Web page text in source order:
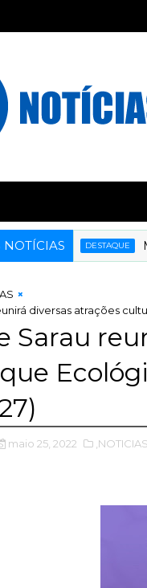
NOTÍCIASDESTAQUE
diversas atrações
Sarau
maio 25, 2022 ,NOTICIAS